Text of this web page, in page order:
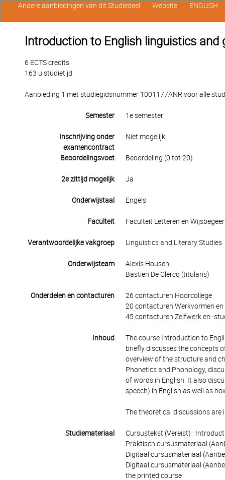
Introduction to English linguistics and
6 ECTS credits
163 u studietijd
Aanbieding 1 met studiegidsnummer 1001177ANR voor alle
Semester 1e semester
Inschrijving onder
examencontract
Niet mogelijk
Beoordelingsvoet Beoordeling (0 tot 20)
2e zittijd mogelijk Ja
Onderwijstaal Engels
Faculteit Faculteit Letteren en
Verantwoordelijke vakgroep Linguistics and Literary Studies
Onderwijsteam
Alexis Housen
Bastien De Clercq (titularis)
Onderdelen en contacturen
26 contacturen Hoorcollege
20 contacturen Werkvormen en
45 contacturen Zelfwerk en -
Inhoud
The course Introduction to
briefly discusses the concepts
overview of the structure and
Phonetics and Phonology,
of words in English. It also
speech) in English as well as
The theoretical discussions are
Studiemateriaal
Cursustekst (Vereist) :
Praktisch cursusmateriaal
Digitaal cursusmateriaal
Digitaal cursusmateriaal
the printed course
Andere aanbiedingen van dit Studiedeel Website ENGLISH